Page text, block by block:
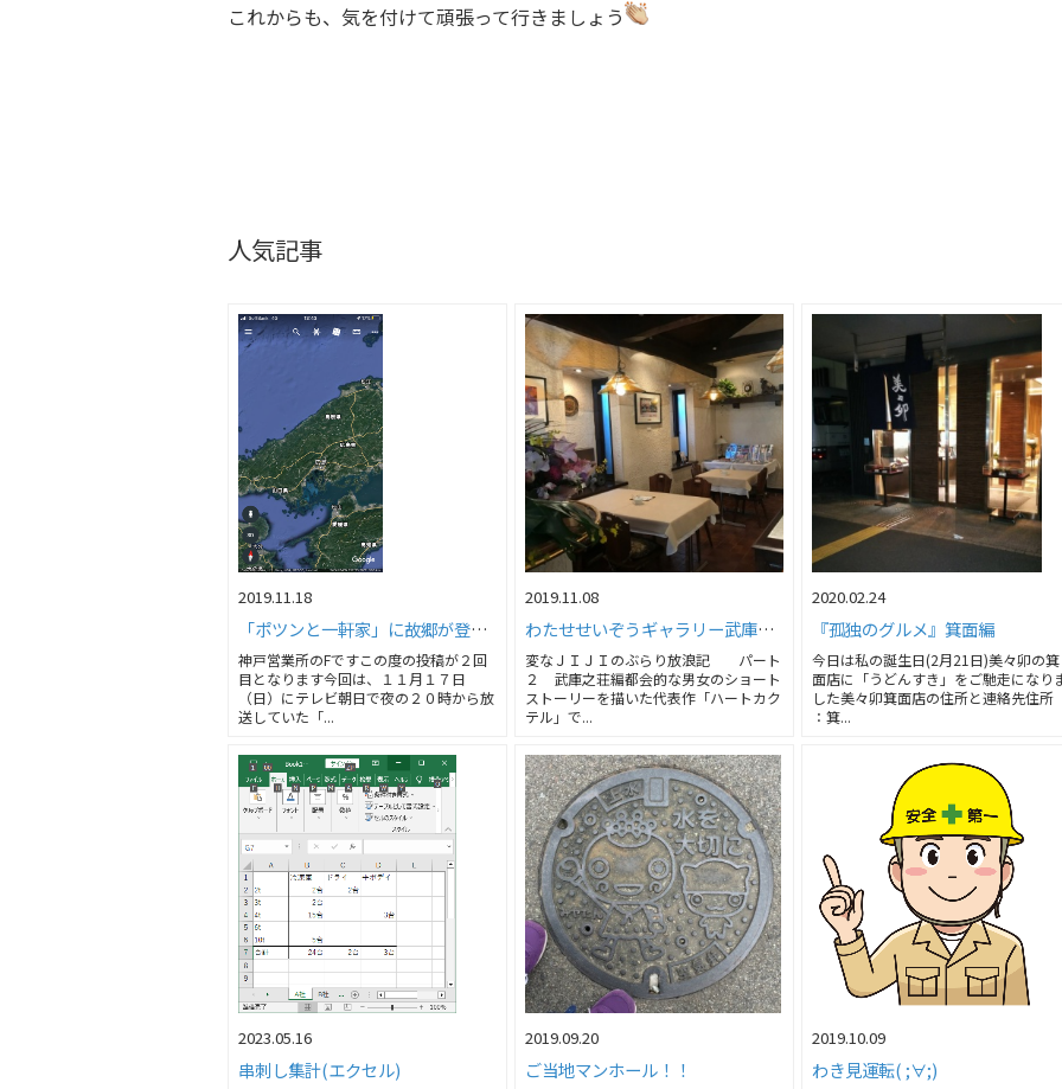
これからも、気を付けて頑張って行きましょう
人気記事
2019.11.18
「ポツンと一軒家」に故郷が登場！！
神戸営業所のFですこの度の投稿が２回
目となります今回は、１１月１７日
（日）にテレビ朝日で夜の２０時から放
送していた「...
2019.11.08
わたせせいぞうギャラリー武庫之荘withダ・ヴィンチ」へ行ってきました！！
変なＪＩＪＩのぶらり放浪記 パート
２ 武庫之荘編都会的な男女のショート
ストーリーを描いた代表作「ハートカク
テル」で...
2020.02.24
『孤独のグルメ』箕面編
今日は私の誕生日(2月21日)美々卯の箕
面店に「うどんすき」をご馳走になり
した美々卯箕面店の住所と連絡先住所
：箕...
2023.05.16
串刺し集計(エクセル)
2019.09.20
ご当地マンホール！！
2019.10.09
わき見運転( ;∀;)